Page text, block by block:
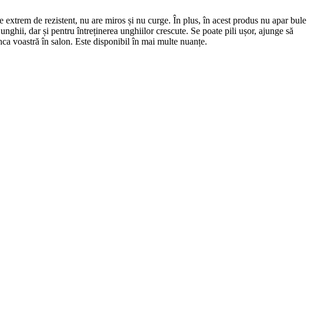
de rezistent, nu are miros și nu curge. În plus, în acest produs nu apar bule
dar și pentru întreținerea unghiilor crescute. Se poate pili ușor, ajunge să
voastră în salon. Este disponibil în mai multe nuanțe.